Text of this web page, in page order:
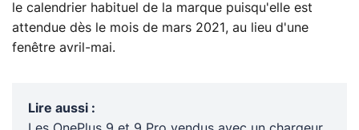
le calendrier habituel de la marque puisqu'elle est
attendue dès le mois de mars 2021, au lieu d'une
fenêtre avril-mai.
Lire aussi :